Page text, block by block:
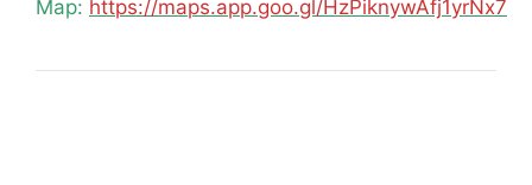
Map: https://maps.app.goo.gl/HzPiknywAfj1yrNx7